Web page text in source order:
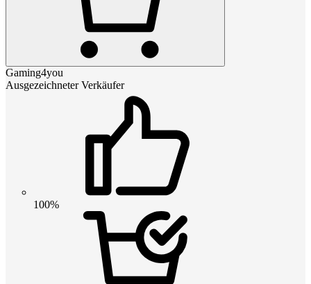
Gaming4you
Ausgezeichneter Verkäufer
100%